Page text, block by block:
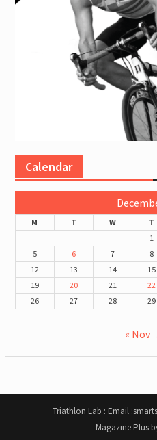
Calendar
M T W T
1
5
6 7 8
12
13 14 15
19
20 21 22
26
27 28 29
« Nov
Triathlon Lab : Email
Magazine Plus